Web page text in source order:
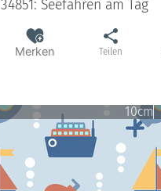
34851: Seefähren am Tag
Merken Teilen
10cm